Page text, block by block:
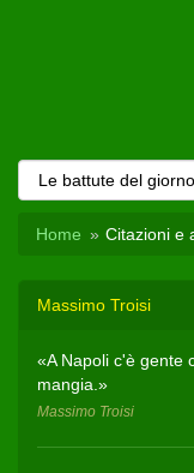
Home Citazioni e
Massimo Troisi
«A Napoli c'è gente
mangia.»
Massimo Troisi